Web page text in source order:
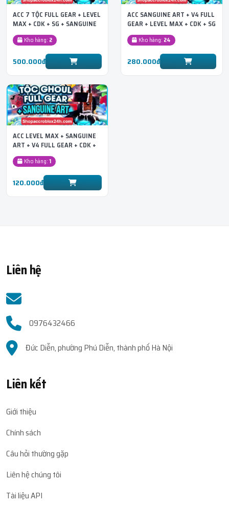
ACC 7 TỘC FULL GEAR + LEVEL
MAX + CDK + SG + SANGUINE
ART
Kho hàng: 2
500.000đ
ACC SANGUINE ART + V4 FULL
GEAR + LEVEL MAX + CDK + SG
+ Tộc DRACO
Kho hàng: 24
280.000đ
ACC LEVEL MAX + SANGUINE
ART + V4 FULL GEAR + CDK +
SG + Tộc Cá
Kho hàng:1
120.000đ
Liên hệ
0976432466
Đức Diễn, phường Phú Diễn, thành phố Hà Nội
Liên kết
Giới thiệu
Chính sách
Câu hỏi thường gặp
Liên hệ chúng tôi
Tài liệu API